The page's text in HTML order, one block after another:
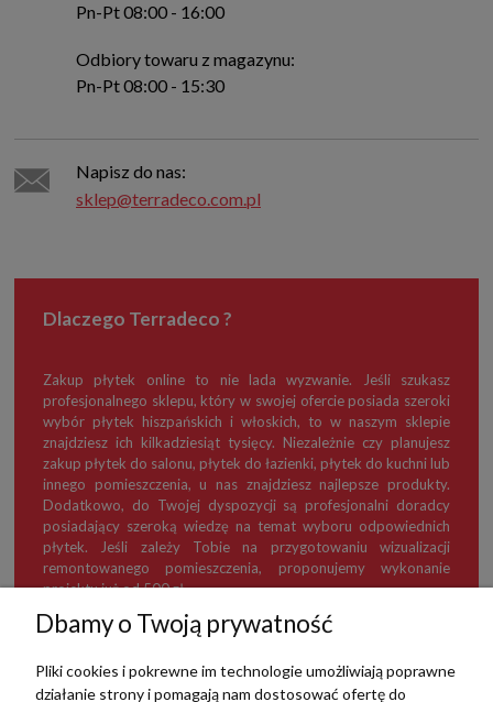
Pn-Pt 08:00 - 16:00
Odbiory towaru z magazynu:
Pn-Pt 08:00 - 15:30
Napisz do nas:
sklep@terradeco.com.pl
Dlaczego Terradeco ?
Zakup płytek online to nie lada wyzwanie. Jeśli szukasz
profesjonalnego sklepu, który w swojej ofercie posiada szeroki
wybór płytek hiszpańskich i włoskich, to w naszym sklepie
znajdziesz ich kilkadziesiąt tysięcy. Niezależnie czy planujesz
zakup płytek do salonu, płytek do łazienki, płytek do kuchni lub
innego pomieszczenia, u nas znajdziesz najlepsze produkty.
Dodatkowo, do Twojej dyspozycji są profesjonalni doradcy
posiadający szeroką wiedzę na temat wyboru odpowiednich
płytek. Jeśli zależy Tobie na przygotowaniu wizualizacji
remontowanego pomieszczenia, proponujemy wykonanie
projektu już od 500 zł.
Dbamy o Twoją prywatność
Pliki cookies i pokrewne im technologie umożliwiają poprawne
działanie strony i pomagają nam dostosować ofertę do